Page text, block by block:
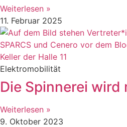
Weiterlesen »
11. Februar 2025
Elektromobilität
Die Spinnerei
Weiterlesen »
9. Oktober 2023